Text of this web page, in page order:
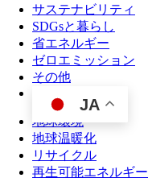
サステナビリティ
SDGsと暮らし
省エネルギー
ゼロエミッション
その他
JA
地球環境
地球温暖化
リサイクル
再生可能エネルギー